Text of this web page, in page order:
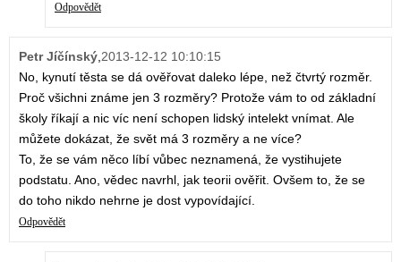
Odpovědět
Petr Jíčínský,2013-12-12 10:10:15
No, kynutí těsta se dá ověřovat daleko lépe, než čtvrtý rozměr.
Proč všichni známe jen 3 rozměry? Protože vám to od základní
školy říkají a nic víc není schopen lidský intelekt vnímat. Ale
můžete dokázat, že svět má 3 rozměry a ne více?
To, že se vám něco líbí vůbec neznamená, že vystihujete
podstatu. Ano, vědec navrhl, jak teorii ověřit. Ovšem to, že se
do toho nikdo nehrne je dost vypovídající.
Odpovědět